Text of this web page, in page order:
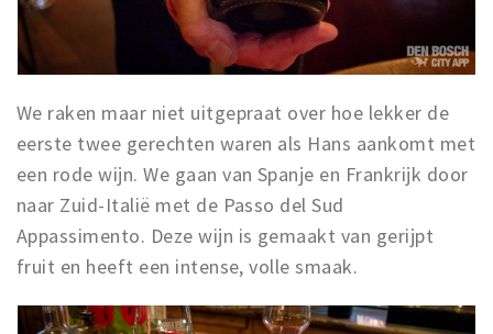
We raken maar niet uitgepraat over hoe lekker de
eerste twee gerechten waren als Hans aankomt met
een rode wijn. We gaan van Spanje en Frankrijk door
naar Zuid-Italië met de Passo del Sud
Appassimento. Deze wijn is gemaakt van gerijpt
fruit en heeft een intense, volle smaak.